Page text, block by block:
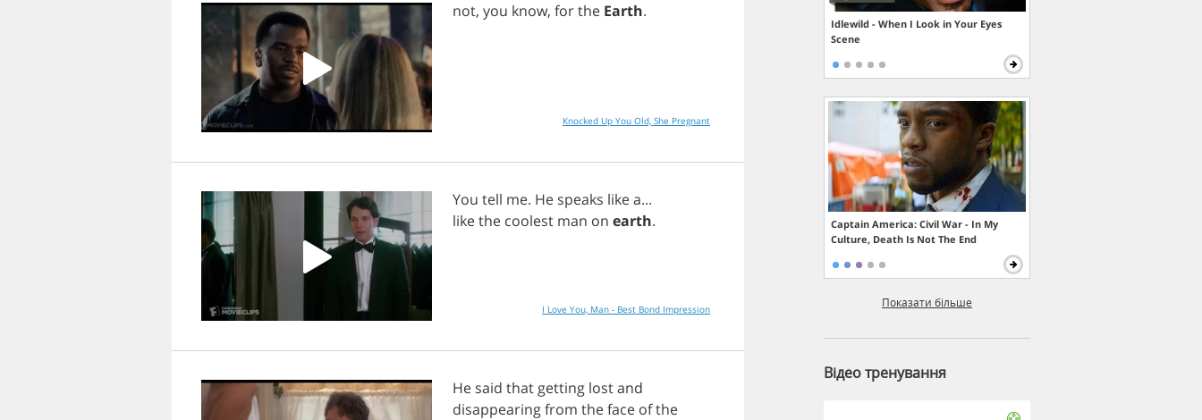
not, you know, forthe Earth.
Knocked Up You Old, She Pregnant
You tell me. He speaks likea...
likethe coolest man on earth.
I Love You, Man - Best Bond Impression
He said that getting lostand
disappearingfrom theface ofthe
Idlewild - When I Look in Your Eyes
Scene
Captain America: Civil War - In My
Culture, Death Is Not The End
Показати більше
Відео тренування